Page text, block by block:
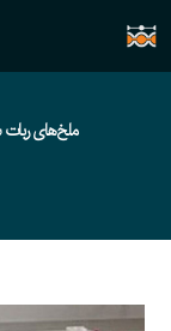
ملخ‌های ربات